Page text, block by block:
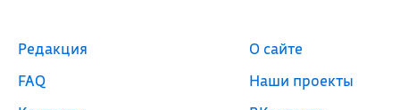
Редакция
FAQ
О сайте
Наши проекты